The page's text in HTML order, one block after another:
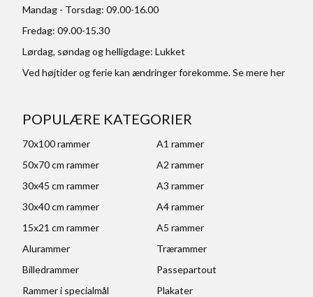
Mandag - Torsdag: 09.00-16.00
Fredag: 09.00-15.30
Lørdag, søndag og helligdage: Lukket
Ved højtider og ferie kan ændringer forekomme. Se mereher
POPULÆRE KATEGORIER
70x100 rammer
A1 rammer
50x70 cm rammer
A2 rammer
30x45 cm rammer
A3 rammer
30x40 cm rammer
A4 rammer
15x21 cm rammer
A5 rammer
Alurammer
Trærammer
Billedrammer
Passepartout
Rammer i specialmål
Plakater